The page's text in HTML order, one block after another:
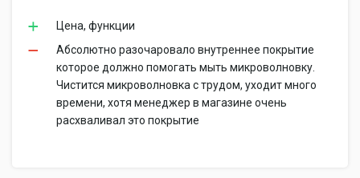
Цена, функции
Абсолютно разочаровало внутреннее покрытие
которое должно помогать мыть микроволновку.
Чистится микроволновка с трудом, уходит много
времени, хотя менеджер в магазине очень
расхваливал это покрытие